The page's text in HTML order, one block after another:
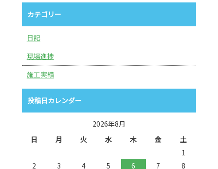
カテゴリー
日記
現場進捗
施工実績
投稿日カレンダー
2026年8月
日
月 火 水 木 金
土
1
2
3 4 5 6 7 8